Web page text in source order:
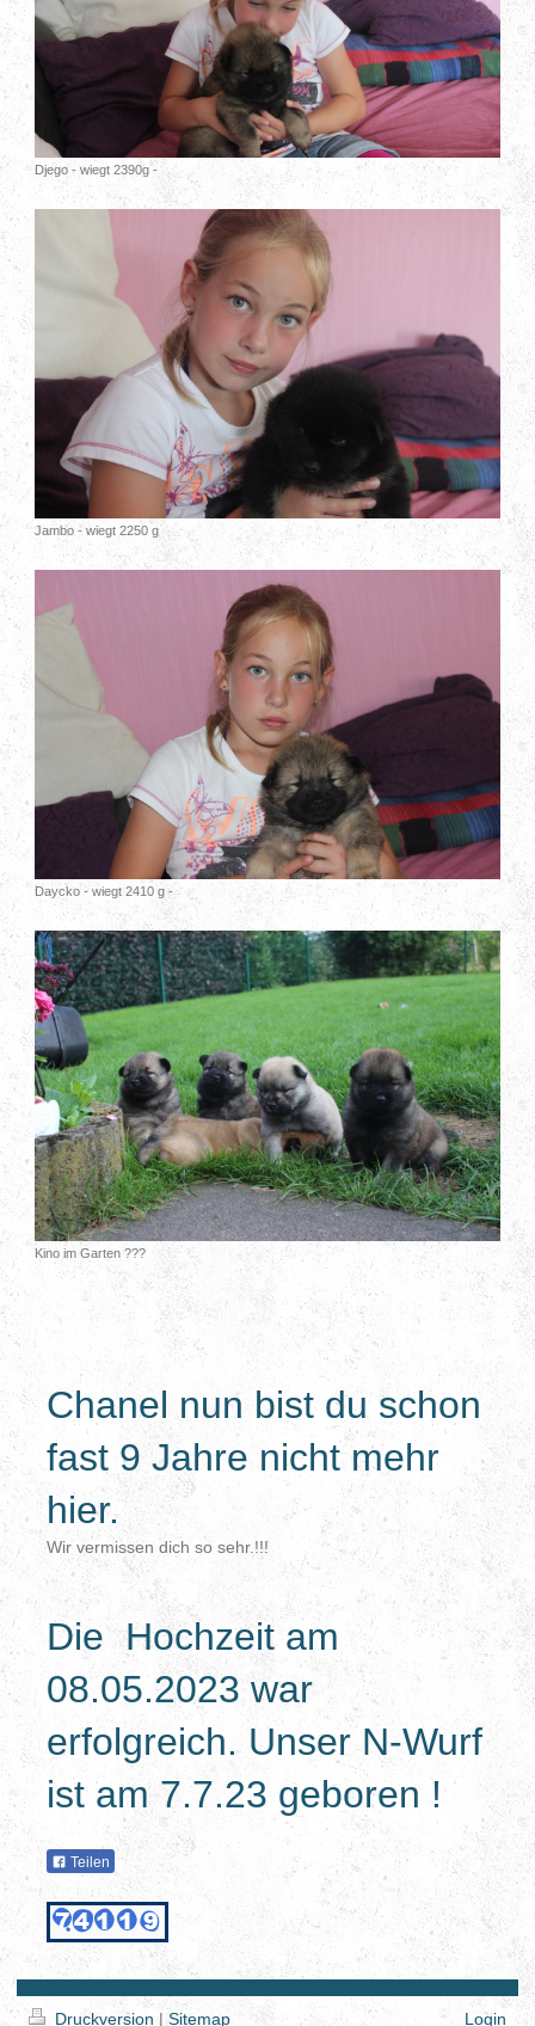
Djego - wiegt 2390g -
Jambo - wiegt 2250 g
Daycko - wiegt 2410 g -
Kino im Garten ???
Chanel nun bist du schon
fast 9 Jahre nicht mehr
hier.
Wir vermissen dich so sehr.!!!
Die Hochzeit am
08.05.2023 war
erfolgreich. Unser N-Wurf
ist am 7.7.23 geboren !
Teilen
Druckversion | Sitemap Login